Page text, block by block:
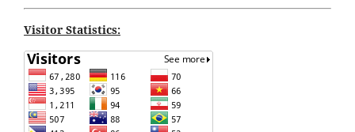
Visitor Statistics: